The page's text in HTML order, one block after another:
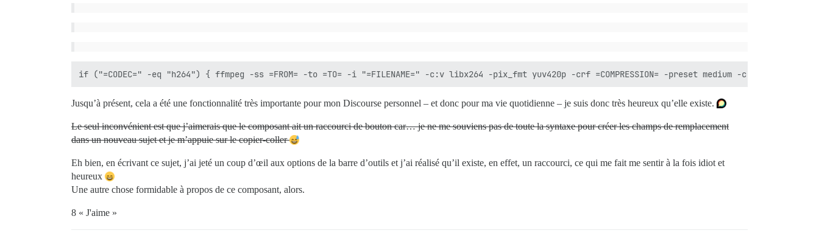
Jusqu’à présent, cela a été une fonctionnalité très importante pour mon Discourse personnel – et donc pour ma vie quotidienne – je suis donc très heureux qu’elle existe.
Le seul inconvénient est que j’aimerais que le composant ait un raccourci de bouton car… je ne me souviens pas de toute la syntaxe pour créer les champs de remplacement
dans un nouveau sujet et je m’appuie sur le copier-coller
Eh bien, en écrivant ce sujet, j’ai jeté un coup d’œil aux options de la barre d’outils et j’ai réalisé qu’il existe, en effet, un raccourci, ce qui me fait me sentir à la fois idiot et
heureux
Une autre chose formidable à propos de ce composant, alors.
8 « J'aime »